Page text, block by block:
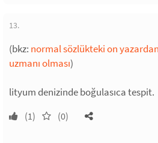
13.
(bkz: normal sözlükteki on
uzmanı olması)
lityum denizinde boğulasıca tespit.
(1) (0)